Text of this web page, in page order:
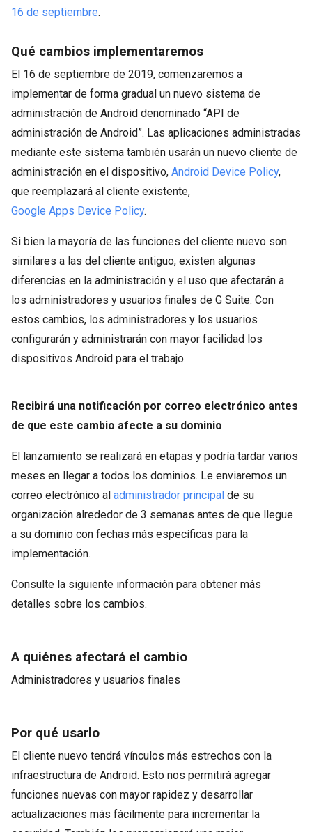
16 de septiembre.
Qué cambios implementaremos
El 16 de septiembre de 2019, comenzaremos a
implementar de forma gradual un nuevo sistema de
administración de Android denominado “API de
administración de Android”. Las aplicaciones administradas
mediante este sistema también usarán un nuevo cliente de
administración en el dispositivo, Android Device Policy,
que reemplazará al cliente existente,
Google Apps Device Policy.
Si bien la mayoría de las funciones del cliente nuevo son
similares a las del cliente antiguo, existen algunas
diferencias en la administración y el uso que afectarán a
los administradores y usuarios finales de G Suite. Con
estos cambios, los administradores y los usuarios
configurarán y administrarán con mayor facilidad los
dispositivos Android para el trabajo.
Recibirá una notificación por correo electrónico antes
de que este cambio afecte a su dominio
El lanzamiento se realizará en etapas y podría tardar varios
meses en llegar a todos los dominios. Le enviaremos un
correo electrónico al administrador principal de su
organización alrededor de 3 semanas antes de que llegue
a su dominio con fechas más específicas para la
implementación.
Consulte la siguiente información para obtener más
detalles sobre los cambios.
A quiénes afectará el cambio
Administradores y usuarios finales
Por qué usarlo
El cliente nuevo tendrá vínculos más estrechos con la
infraestructura de Android. Esto nos permitirá agregar
funciones nuevas con mayor rapidez y desarrollar
actualizaciones más fácilmente para incrementar la